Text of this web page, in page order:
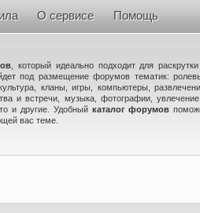
О сервисе Помощь
, который идеально подходит для
под размещение форумов тематик:
кланы, игры, компьютеры,
и встречи, музыка, фотографии,
и другие. Удобный каталог форумов
вас теме.